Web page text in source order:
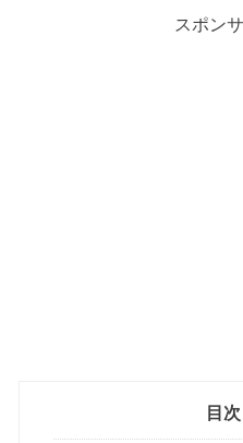
スポン
目次